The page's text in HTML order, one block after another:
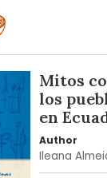
Mitos
los
en
Author
Ileana